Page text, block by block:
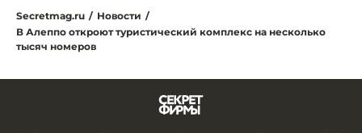
Secretmag.ru / Новости /
В Алеппо откроют туристический комплекс на несколько
тысяч номеров